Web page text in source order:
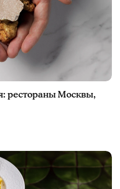
рестораны Москвы,